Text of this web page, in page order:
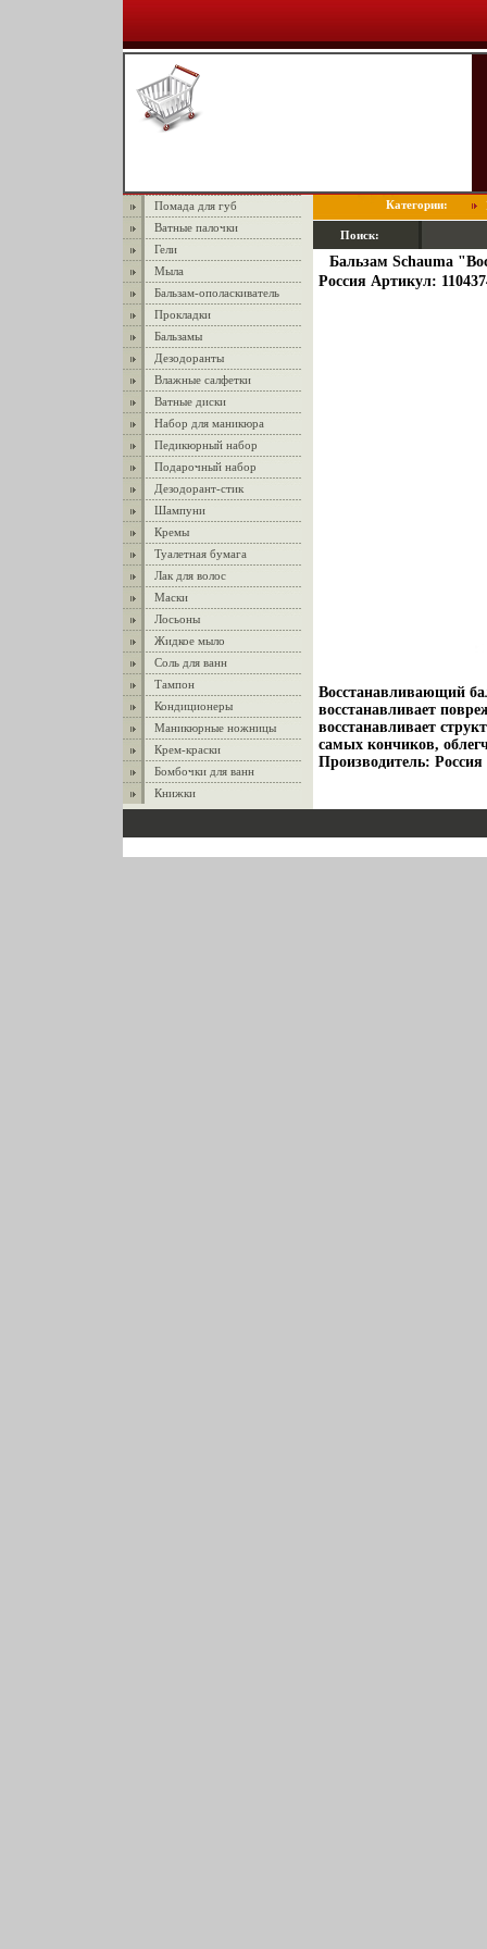
Помада для губ
Ватные палочки
Гели
Мыла
Бальзам-ополаскиватель
Прокладки
Бальзамы
Дезодоранты
Влажные салфетки
Ватные диски
Набор для маникюра
Педикюрный набор
Подарочный набор
Дезодорант-стик
Шампуни
Кремы
Туалетная бумага
Лак для волос
Маски
Лосьоны
Жидкое мыло
Соль для ванн
Тампон
Кондиционеры
Маникюрные ножницы
Крем-краски
Бомбочки для ванн
Книжки
Категории:
Поиск:
Бальзам Schauma
Россия Артикул:
Восстанавливающий
восстанавливает
восстанавливает
самых кончиков,
Производитель: